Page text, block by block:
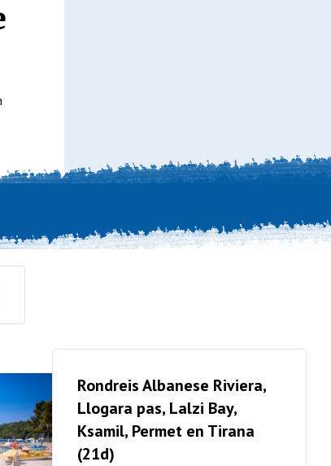
Rondreis Albanese Riviera,
Llogara pas, Lalzi Bay,
Ksamil, Permet en Tirana
(21d)